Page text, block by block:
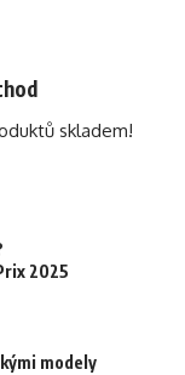
skladem!
2025
modely